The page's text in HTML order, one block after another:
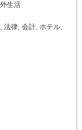
生活
, 法律, 会計, ホテル,